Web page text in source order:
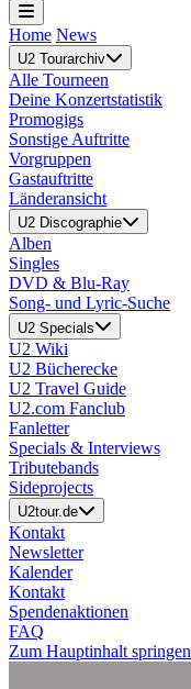
Home News
U2 Tourarchiv
Alle Tourneen
Deine Konzertstatistik
Promogigs
Sonstige Auftritte
Vorgruppen
Gastauftritte
Länderansicht
U2 Discographie
Alben
Singles
DVD & Blu-Ray
Song- und Lyric-Suche
U2 Specials
U2 Wiki
U2 Bücherecke
U2 Travel Guide
U2.com Fanclub
Fanletter
Specials & Interviews
Tributebands
Sideprojects
U2tour.de
Kontakt
Newsletter
Kalender
Kontakt
Spendenaktionen
FAQ
Zum Hauptinhalt springen